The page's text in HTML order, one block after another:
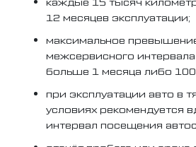
12 месяцев эксплуатации;
максимальное
межсервисного
больше 1 месяца либо
при эксплуатации авто в
условиях рекомендуется
интервал посещения